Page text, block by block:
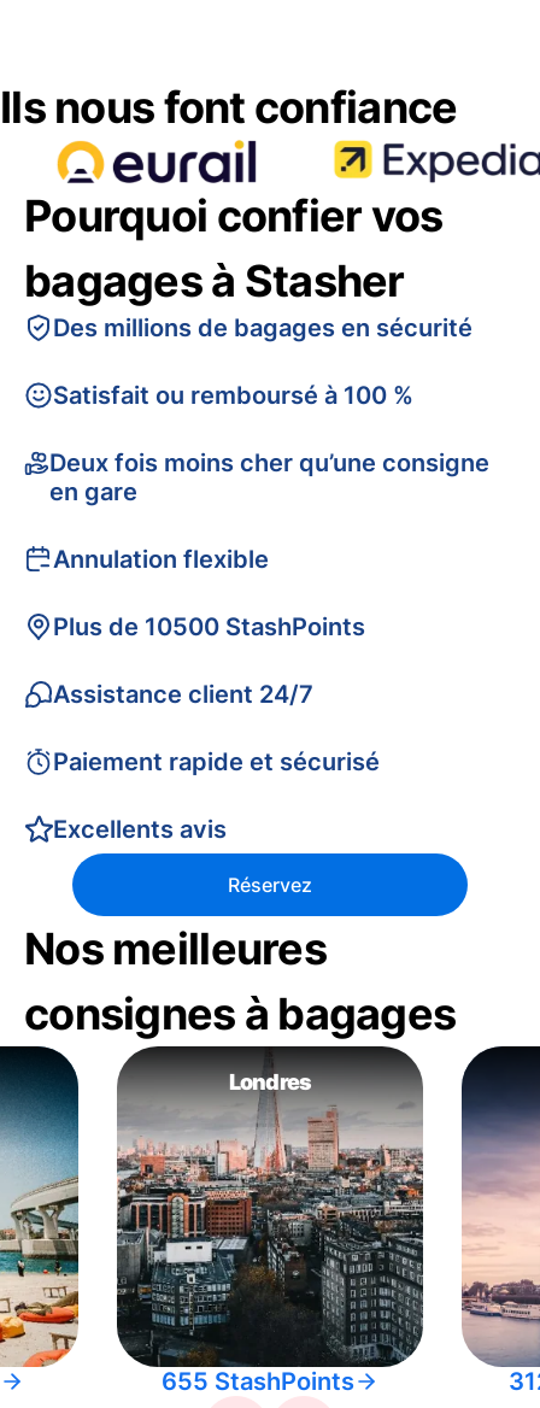
Ils nous font confiance
Pourquoi confier vos
bagages à Stasher
Des millions de bagages en sécurité
Satisfait ou remboursé à 100 %
Deux fois moins cher qu’une consigne
en gare
Annulation flexible
Plus de 10500 StashPoints
Assistance client 24/7
Paiement rapide et sécurisé
Excellents avis
Réservez
Nos meilleures
consignes à bagages
Londres
655 StashPoints